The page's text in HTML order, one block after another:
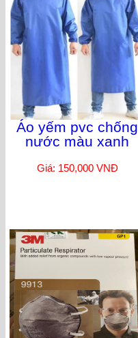
Áo yếm pvc chống
nước màu xanh
Giá: 150,000 VNĐ